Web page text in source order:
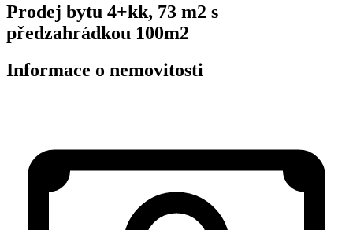
Prodej bytu 4+kk, 73 m2 s
předzahrádkou 100m2
Informace o nemovitosti